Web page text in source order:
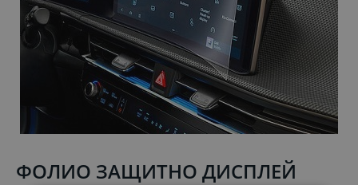
ФОЛИО ЗАЩИТНО ДИСПЛЕЙ